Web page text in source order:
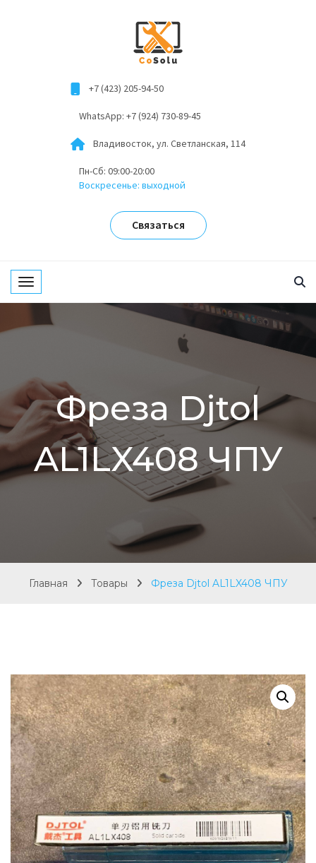
+7 (423) 205-94-50
WhatsApp: +7 (924) 730-89-45
Владивосток, ул. Светланская, 114
Пн-Сб: 09:00-20:00
Воскресенье: выходной
Связаться
Toggle navigation
Фреза Djtol
AL1LX408 ЧПУ
Главная Товары Фреза Djtol AL1LX408 ЧПУ